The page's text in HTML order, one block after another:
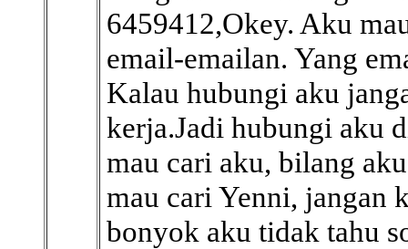
6459412,Okey. Aku
email-emailan. Yang
Kalau hubungi aku
kerja.Jadi hubungi aku
mau cari aku, bilang
mau cari Yenni, jangan
bonyok aku tidak tahu